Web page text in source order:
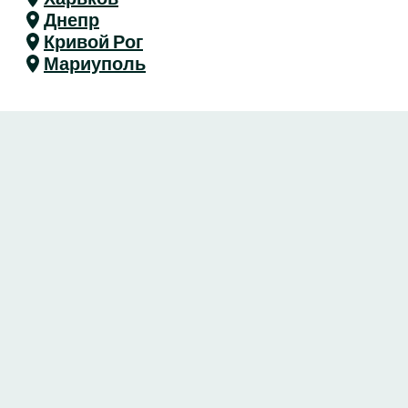
Днепр
Кривой Рог
Мариуполь